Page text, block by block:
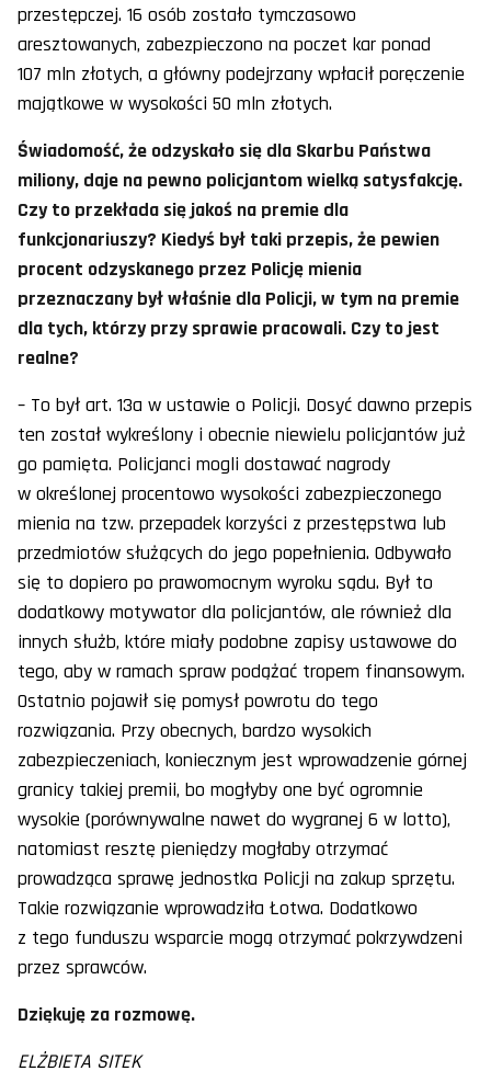
przestępczej. 16 osób zostało tymczasowo
aresztowanych, zabezpieczono na poczet kar ponad
107 mln złotych, a główny podejrzany wpłacił poręczenie
majątkowe w wysokości 50 mln złotych.
Świadomość, że odzyskało się dla Skarbu Państwa
miliony, daje na pewno policjantom wielką satysfakcję.
Czy to przekłada się jakoś na premie dla
funkcjonariuszy? Kiedyś był taki przepis, że pewien
procent odzyskanego przez Policję mienia
przeznaczany był właśnie dla Policji, w tym na premie
dla tych, którzy przy sprawie pracowali. Czy to jest
realne?
– To był art. 13a w ustawie o Policji. Dosyć dawno przepis
ten został wykreślony i obecnie niewielu policjantów już
go pamięta. Policjanci mogli dostawać nagrody
w określonej procentowo wysokości zabezpieczonego
mienia na tzw. przepadek korzyści z przestępstwa lub
przedmiotów służących do jego popełnienia. Odbywało
się to dopiero po prawomocnym wyroku sądu. Był to
dodatkowy motywator dla policjantów, ale również dla
innych służb, które miały podobne zapisy ustawowe do
tego, aby w ramach spraw podążać tropem finansowym.
Ostatnio pojawił się pomysł powrotu do tego
rozwiązania. Przy obecnych, bardzo wysokich
zabezpieczeniach, koniecznym jest wprowadzenie górnej
granicy takiej premii, bo mogłyby one być ogromnie
wysokie (porównywalne nawet do wygranej 6 w lotto),
natomiast resztę pieniędzy mogłaby otrzymać
prowadząca sprawę jednostka Policji na zakup sprzętu.
Takie rozwiązanie wprowadziła Łotwa. Dodatkowo
z tego funduszu wsparcie mogą otrzymać pokrzywdzeni
przez sprawców.
Dziękuję za rozmowę.
ELŻBIETA SITEK